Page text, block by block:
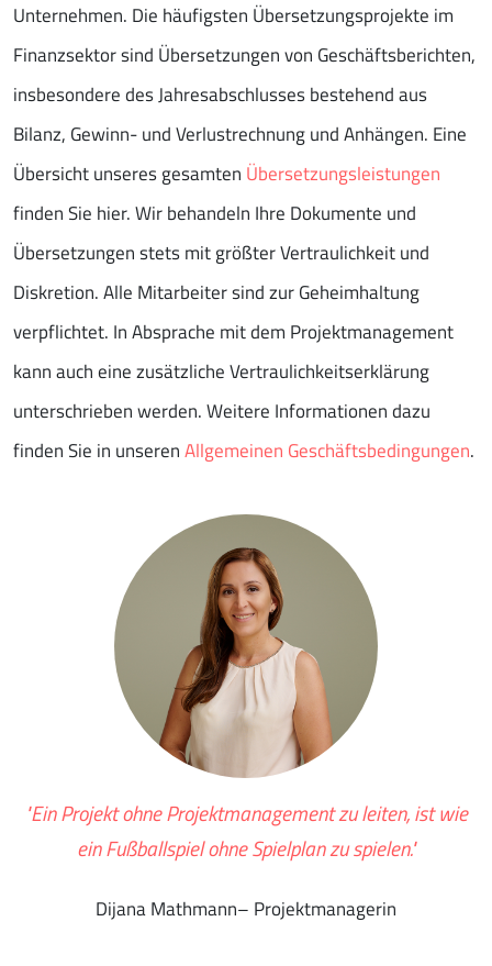
Unternehmen. Die häufigsten Übersetzungsprojekte im
Finanzsektor sind Übersetzungen von Geschäftsberichten,
insbesondere des Jahresabschlusses bestehend aus
Bilanz, Gewinn- und Verlustrechnung und Anhängen. Eine
Übersicht unseres gesamten Übersetzungsleistungen
finden Sie hier. Wir behandeln Ihre Dokumente und
Übersetzungen stets mit größter Vertraulichkeit und
Diskretion. Alle Mitarbeiter sind zur Geheimhaltung
verpflichtet. In Absprache mit dem Projektmanagement
kann auch eine zusätzliche Vertraulichkeitserklärung
unterschrieben werden. Weitere Informationen dazu
finden Sie in unserenAllgemeinen Geschäftsbedingungen.
"Ein Projekt ohne Projektmanagement zu leiten, ist wie
ein Fußballspiel ohne Spielplan zu spielen."
Dijana Mathmann– Projektmanagerin